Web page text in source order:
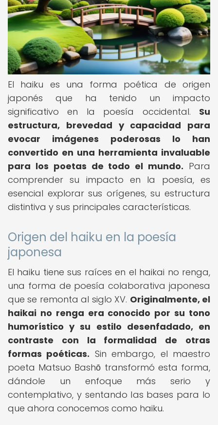
El haiku es una forma poética de origen
japonés que ha tenido un impacto
significativo en la poesía occidental. Su
estructura, brevedad y capacidad para
evocar imágenes poderosas lo han
convertido en una herramienta invaluable
para los poetas de todo el mundo. Para
comprender su impacto en la poesía, es
esencial explorar sus orígenes, su estructura
distintiva y sus principales características.
Origen del haiku en la poesía
japonesa
El haiku tiene sus raíces en el haikai no renga,
una forma de poesía colaborativa japonesa
que se remonta al siglo XV. Originalmente, el
haikai no renga era conocido por su tono
humorístico y su estilo desenfadado, en
contraste con la formalidad de otras
formas poéticas. Sin embargo, el maestro
poeta Matsuo Bashō transformó esta forma,
dándole un enfoque más serio y
contemplativo, y sentando las bases para lo
que ahora conocemos como haiku.